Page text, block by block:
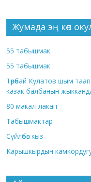
Жумада эң көп
55 табышмак
55 табышмак
Төрөбай Кулатов шым
казак балбанын
80 макал-лакап
Табышмактар
Сүйлөбөс кыз
Карышкырдын